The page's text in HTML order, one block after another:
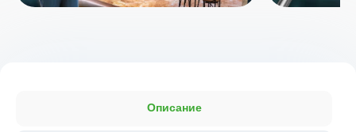
Описание